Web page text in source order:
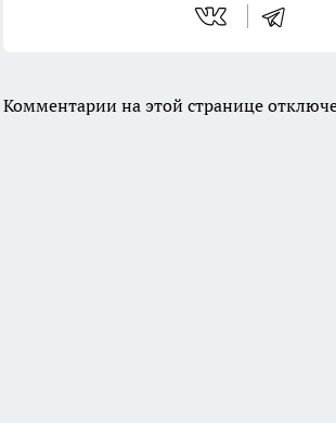
Комментарии на этой странице